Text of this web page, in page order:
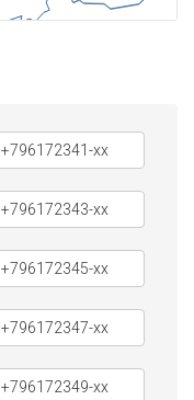
+796172341-xx
+796172343-xx
+796172345-xx
+796172347-xx
+796172349-xx